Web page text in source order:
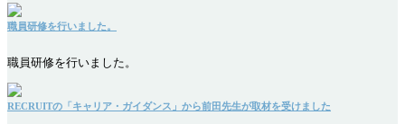
職員研修を行いました。
職員研修を行いました。
RECRUITの「キャリア・ガイダンス」から前田先生が取材を受けました